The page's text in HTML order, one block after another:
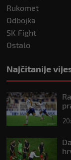
Rukomet
Odbojka
SK Fight
Ostalo
Najčitanije